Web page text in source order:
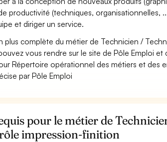
productivité (techniques, organisationnelles,
et diriger un service.
plus complète du métier de Technicien /
vous rendre sur le site de Pôle Emploi
Répertoire opérationnel des métiers et des
par Pôle Emploi
pour le métier de
impression-finition